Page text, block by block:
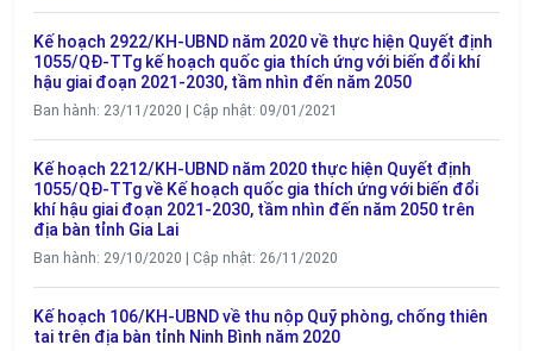
Kế hoạch 2922/KH-UBND năm 2020 về thực hiện Quyết định
1055/QĐ-TTg kế hoạch quốc gia thích ứng với biến đổi khí
hậu giai đoạn 2021-2030, tầm nhìn đến năm 2050
Ban hành: 23/11/2020 | Cập nhật: 09/01/2021
Kế hoạch 2212/KH-UBND năm 2020 thực hiện Quyết định
1055/QĐ-TTg về Kế hoạch quốc gia thích ứng với biến đổi
khí hậu giai đoạn 2021-2030, tầm nhìn đến năm 2050 trên
địa bàn tỉnh Gia Lai
Ban hành: 29/10/2020 | Cập nhật: 26/11/2020
Kế hoạch 106/KH-UBND về thu nộp Quỹ phòng, chống thiên
tai trên địa bàn tỉnh Ninh Bình năm 2020